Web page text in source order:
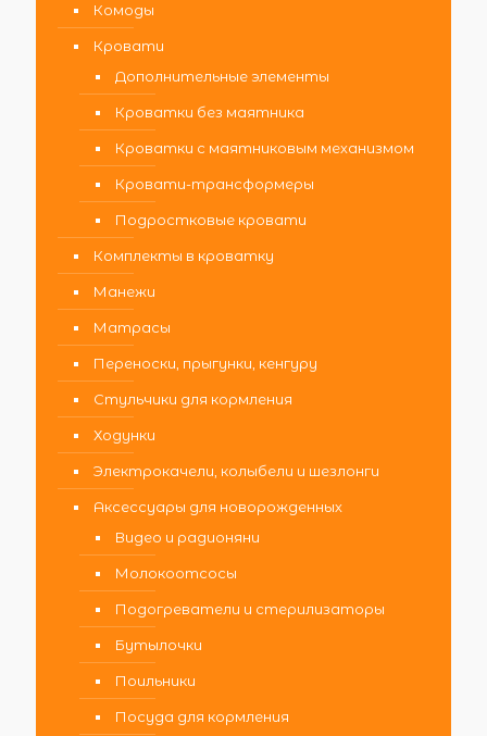
Комоды
Кровати
Дополнительные элементы
Кроватки без маятника
Кроватки с маятниковым механизмом
Кровати-трансформеры
Подростковые кровати
Комплекты в кроватку
Манежи
Матрасы
Переноски, прыгунки, кенгуру
Стульчики для кормления
Ходунки
Электрокачели, колыбели и шезлонги
Аксессуары для новорожденных
Видео и радионяни
Молокоотсосы
Подогреватели и стерилизаторы
Бутылочки
Поильники
Посуда для кормления